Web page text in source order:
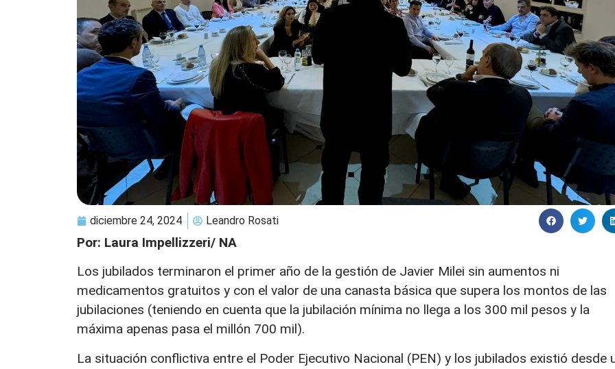
diciembre 24, 2024 Leandro Rosati
Por: Laura Impellizzeri/ NA
Los jubilados terminaron el primer año de la gestión de Javier Milei sin aumentos ni
medicamentos gratuitos y con el valor de una canasta básica que supera los montos de las
jubilaciones (teniendo en cuenta que la jubilación mínima no llega a los 300 mil pesos y la
máxima apenas pasa el millón 700 mil).
La situación conflictiva entre el Poder Ejecutivo Nacional (PEN) y los jubilados existió desde